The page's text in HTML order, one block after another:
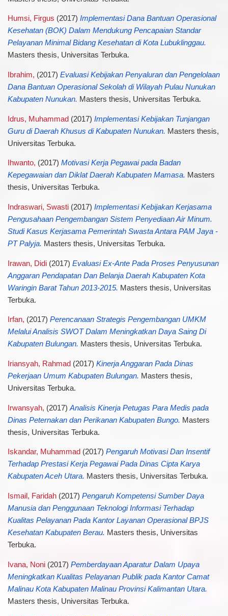
Humsi, Firgus (2017) Implementasi Dana Bantuan Operasional
Kesehatan (BOK) Dalam Mendukung Pencapaian Standar
Pelayanan Minimal Bidang Kesehatan di Kota Lubuklinggau.
Masters thesis, Universitas Terbuka.
Ibrahim, (2017) Evaluasi Kebijakan Penyaluran dan Pengelolaan
Dana Bantuan Operasional Sekolah di Wilayah Pulau Nunukan
Kabupaten Nunukan. Masters thesis, Universitas Terbuka.
Idrus, Muhammad (2017) Implementasi Kebijakan Tunjangan
Guru di Daerah Khusus di Kabupaten Nunukan. Masters thesis,
Universitas Terbuka.
Ihwanto, (2017) Motivasi Kerja Pegawai pada Badan
Kepegawaian dan Diklat Daerah Kabupaten Mamasa. Masters
thesis, Universitas Terbuka.
Indraswari, Swasti(2017) Implementasi Kebijakan Kerjasama
Pengusahaan Pengembangan Sistem Penyediaan Air Minum.
Studi Kasus Kerjasama Pemerintah Swasta Antara PAM Jaya -
PT Palyja. Masters thesis, Universitas Terbuka.
Irawan, Didi(2017) Evaluasi Ex-Ante Pada Proses Penyusunan
Anggaran Pendapatan Dan Belanja Daerah Kabupaten Kota
Waringin Barat Tahun 2013-2015. Masters thesis, Universitas
Terbuka.
Irfan, (2017) Perencanaan Strategis Pengembangan UMKM
Melalui Analisis SWOT Dalam Meningkatkan Daya Saing Di
Kabupaten Bulungan. Masters thesis, Universitas Terbuka.
Iriansyah, Rahmad (2017) Kinerja Anggaran Pada Dinas
Pekerjaan Umum Kabupaten Bulungan. Masters thesis,
Universitas Terbuka.
Irwansyah, (2017) Analisis Kinerja Petugas Para Medis pada
Dinas Peternakan dan Perikanan Kabupaten Bungo. Masters
thesis, Universitas Terbuka.
Iskandar, Muhammad (2017) Pengaruh Motivasi Dan Insentif
Terhadap Prestasi Kerja Pegawai Pada Dinas Cipta Karya
Kabupaten Aceh Utara. Masters thesis, Universitas Terbuka.
Ismail, Faridah(2017) Pengaruh Kompetensi Sumber Daya
Manusia dan Penggunaan Teknologi Informasi Terhadap
Kualitas Pelayanan Pada Kantor Layanan Operasional BPJS
Kesehatan Kabupaten Berau. Masters thesis, Universitas
Terbuka.
Ivana, Noni(2017) Pemberdayaan Aparatur Dalam Upaya
Meningkatkan Kualitas Pelayanan Publik pada Kantor Camat
Malinau Kota Kabupaten Malinau Provinsi Kalimantan Utara.
Masters thesis, Universitas Terbuka.